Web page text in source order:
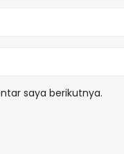
saya berikutnya.